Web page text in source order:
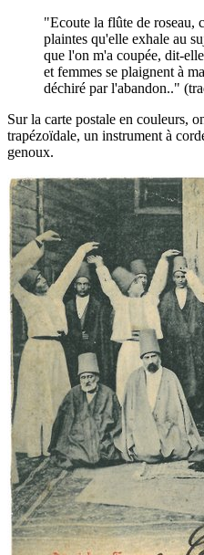
"Ecoute la flûte de roseau,
plaintes qu'elle exhale au
que l'on m'a coupée, dit-
et femmes se plaignent à
déchiré par l'abandon.."
Sur la carte postale en couleurs,
trapézoïdale, un instrument à
genoux.